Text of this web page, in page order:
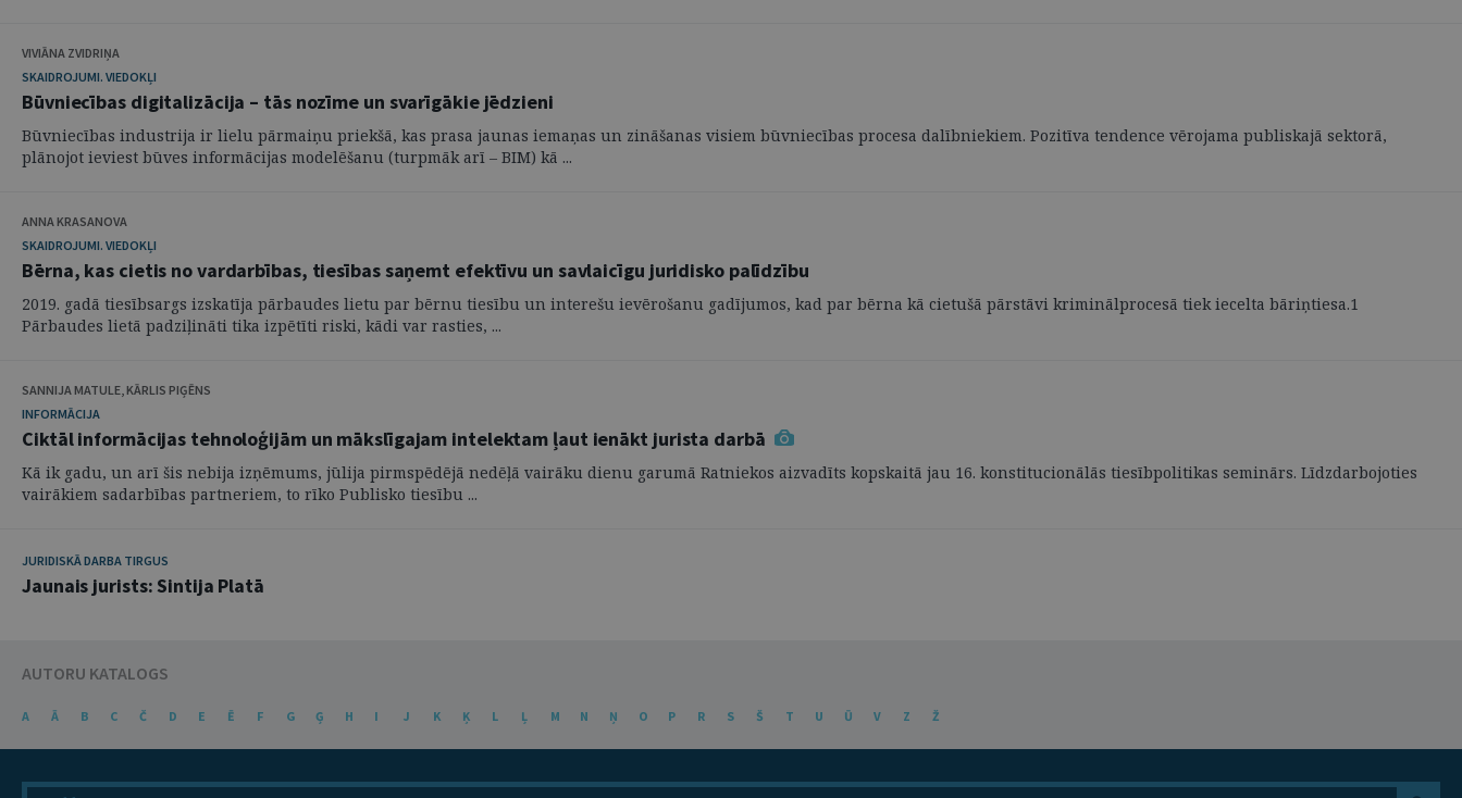
VIVIĀNA ZVIDRIŅA
SKAIDROJUMI. VIEDOKĻI
Būvniecības digitalizācija – tās nozīme un svarīgākie jēdzieni
Būvniecības industrija ir lielu pārmaiņu priekšā, kas prasa jaunas iemaņas un zināšanas visiem būvniecības procesa dalībniekiem. Pozitīva tendence vērojama publiskajā sektorā,
plānojot ieviest būves informācijas modelēšanu (turpmāk arī – BIM) kā ...
ANNA KRASANOVA
SKAIDROJUMI. VIEDOKĻI
Bērna, kas cietis no vardarbības, tiesības saņemt efektīvu un savlaicīgu juridisko palīdzību
2019. gadā tiesībsargs izskatīja pārbaudes lietu par bērnu tiesību un interešu ievērošanu gadījumos, kad par bērna kā cietušā pārstāvi kriminālprocesā tiek iecelta bāriņtiesa.1
Pārbaudes lietā padziļināti tika izpētīti riski, kādi var rasties, ...
SANNIJA MATULE, KĀRLIS PIĢĒNS
INFORMĀCIJA
Ciktāl informācijas tehnoloģijām un mākslīgajam intelektam ļaut ienākt jurista darbā
Kā ik gadu, un arī šis nebija izņēmums, jūlija pirmspēdējā nedēļā vairāku dienu garumā Ratniekos aizvadīts kopskaitā jau 16. konstitucionālās tiesībpolitikas seminārs. Līdzdarbojoties
vairākiem sadarbības partneriem, to rīko Publisko tiesību ...
JURIDISKĀ DARBA TIRGUS
Jaunais jurists: Sintija Platā
AUTORU KATALOGS
A Ā B C Č D E Ē F G Ģ H I J K Ķ L Ļ M N Ņ O P R S Š T U Ū V Z Ž